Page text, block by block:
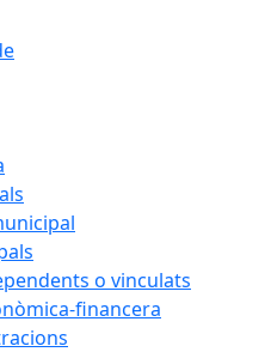
o vinculats
financera